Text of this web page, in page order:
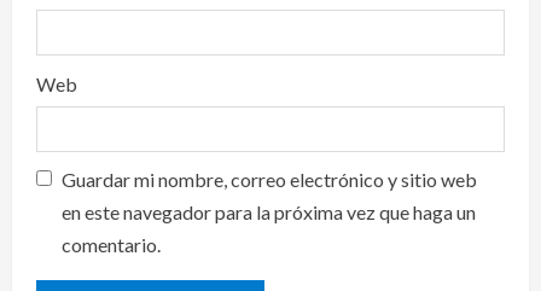
Web
Guardar mi nombre, correo electrónico y sitio web
en este navegador para la próxima vez que haga un
comentario.